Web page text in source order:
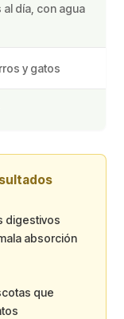
al día, con agua
y gatos
digestivos
absorción
que